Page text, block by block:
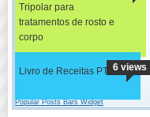
Tripolar para
tratamentos de rosto e
corpo
Livro de Receitas PT 6 views
Popular Posts Bars Widget